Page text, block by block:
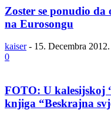
Zoster se ponudio
na Eurosongu
kaiser - 15. Decembra 2012.
0
FOTO: U kalesijskoj
knjiga “Beskrajna